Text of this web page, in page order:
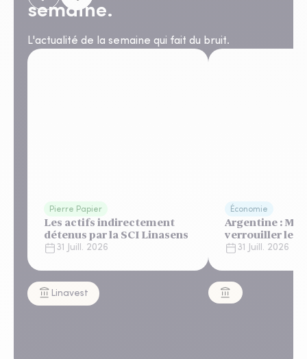
semaine.
L'actualité de la semaine qui fait du bruit.
Pierre Papier
Les actifs indirectement
détenus par la SCI Linasens
31 Juill. 2026
Linavest
Économie
Argentine :
verrouiller le
un "shutdown"
regard
31 Juill. 2026